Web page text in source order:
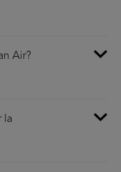
Air?
la